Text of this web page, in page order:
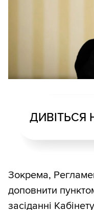
ДИВІТЬСЯ
Зокрема,
доповнити
засіданні